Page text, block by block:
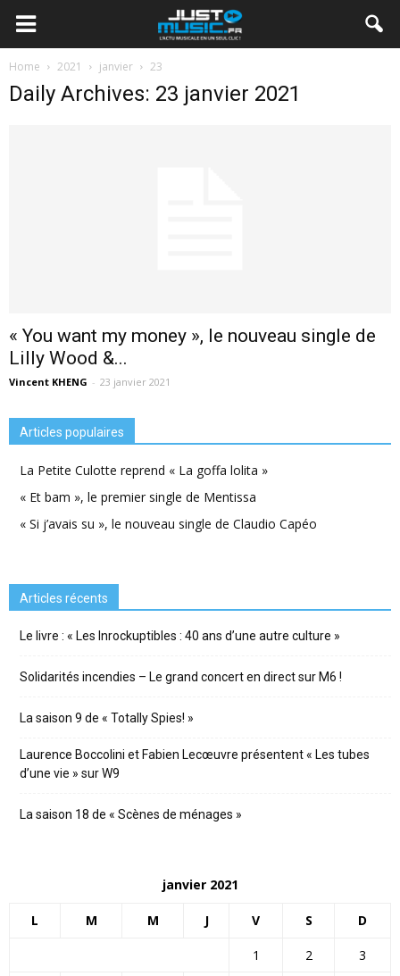
Home 2021 janvier 23
Daily Archives: 23 janvier 2021
« You want my money », le nouveau single de
Lilly Wood &...
Vincent KHENG - 23 janvier 2021
Articles populaires
La Petite Culotte reprend « La goffa lolita »
« Et bam », le premier single de Mentissa
« Si j’avais su », le nouveau single de Claudio Capéo
Articles récents
Le livre : « Les Inrockuptibles : 40 ans d’une autre culture »
Solidarités incendies – Le grand concert en direct sur M6 !
La saison 9 de « Totally Spies! »
Laurence Boccolini et Fabien Lecœuvre présentent « Les tubes
d’une vie » sur W9
La saison 18 de « Scènes de ménages »
janvier 2021
L M M J V S D
1 2
3